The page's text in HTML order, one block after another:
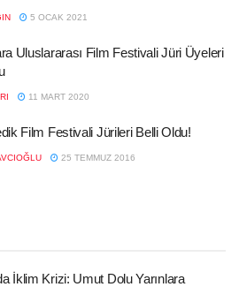
5 OCAK 2021
Uluslararası Film Festivali Jüri Üyeleri
11 MART 2020
Film Festivali Jürileri Belli Oldu!
25 TEMMUZ 2016
İklim Krizi: Umut Dolu Yarınlara